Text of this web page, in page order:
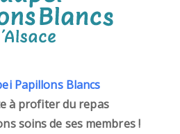
Papillons Blancs
à profiter du repas
soins de ses membres !